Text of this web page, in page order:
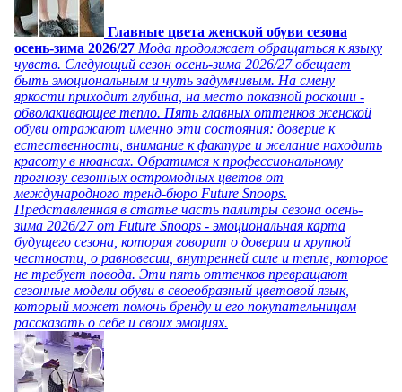
Главные цвета женской обуви сезона
осень-зима 2026/27 Мода продолжает обращаться к языку
чувств. Следующий сезон осень-зима 2026/27 обещает
быть эмоциональным и чуть задумчивым. На смену
яркости приходит глубина, на место показной роскоши -
обволакивающее тепло. Пять главных оттенков женской
обуви отражают именно эти состояния: доверие к
естественности, внимание к фактуре и желание находить
красоту в нюансах. Обратимся к профессиональному
прогнозу сезонных остромодных цветов от
международного тренд-бюро Future Snoops.
Представленная в статье часть палитры сезона осень-
зима 2026/27 от Future Snoops - эмоциональная карта
будущего сезона, которая говорит о доверии и хрупкой
честности, о равновесии, внутренней силе и тепле, которое
не требует повода. Эти пять оттенков превращают
сезонные модели обуви в своеобразный цветовой язык,
который может помочь бренду и его покупательницам
рассказать о себе и своих эмоциях.